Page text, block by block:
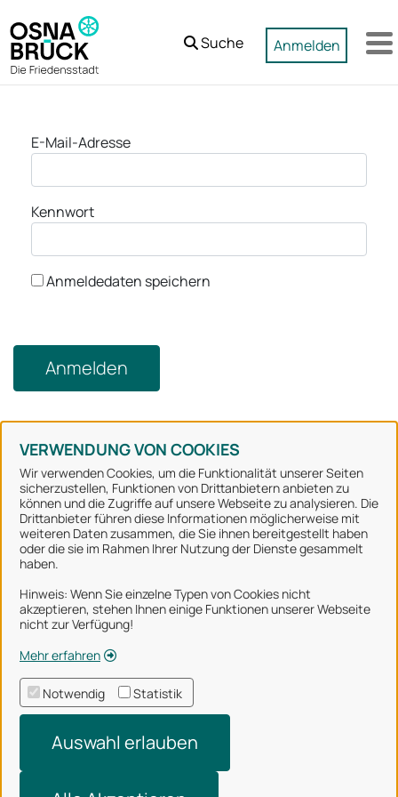
Zum Hauptinhalt springen
VERWENDUNG VON COOKIES
Wir verwenden Cookies, um die Funktionalität unserer Seiten
sicherzustellen, Funktionen von Drittanbietern anbieten zu
können und die Zugriffe auf unsere Webseite zu analysieren. Die
Drittanbieter führen diese Informationen möglicherweise mit
weiteren Daten zusammen, die Sie ihnen bereitgestellt haben
oder die sie im Rahmen Ihrer Nutzung der Dienste gesammelt
haben.
Hinweis: Wenn Sie einzelne Typen von Cookies nicht
akzeptieren, stehen Ihnen einige Funktionen unserer Webseite
nicht zur Verfügung!
Mehr erfahren
Notwendig Statistik
Auswahl erlauben
Suche Anmelden
Anmeldung
E-Mail-Adresse
Kennwort
Anmeldedaten speichern
Anmelden
Stadt Osnabrück
Alle Rechte vorbehalten
Über uns
Impressum
Datenschutzerklärung